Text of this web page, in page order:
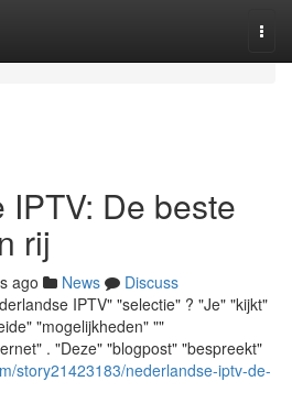
De beste
rij
ago News
Discuss
IPTV" "selectie" ? "Je" "kijkt"
"mogelijkheden" ""
. "Deze" "blogpost" "bespreekt"
story21423183/nederlandse-iptv-de-